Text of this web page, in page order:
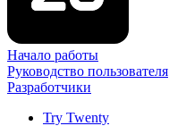
Начало работы
Руководство пользователя
Разработчики
Try Twenty